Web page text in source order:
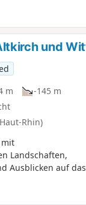
an denen Sie
können.
und
m
-145 m
Rhin)
mit
Landschaften,
Ausblicken auf das
Wittersdorf